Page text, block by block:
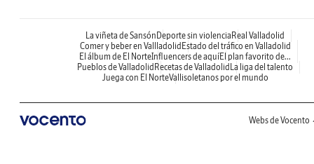
La viñeta de Sansón Deporte sin violencia Real Valladolid
Comer y beber en Vallladolid Estado del tráfico en Valladolid
El álbum de El NorteInfluencers de aquíEl plan favorito de...
Pueblos de Valladolid Recetas de Valladolid La liga del talento
Juega con El NorteVallisoletanos por el mundo
Webs de Vocento